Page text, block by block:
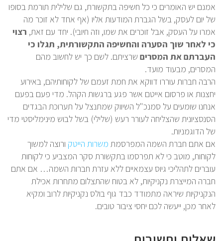
אמנם יש האומרים כי כל חשיפה בתקשורת, גם שלילית תורמת בסופו
של יום לעסק, בשל הגברת המודעות אליו (אף אחד לא זוכר מה
אמרו על העסק, אבל זוכרים את שמו, וזה חיובי). יחד עם זאת, רצוי
כי לאחר שוך הסערה והחשיפה התקשורתית, תגלו כי
העברתם את המסרים שרציתם. לשם כך יש לחשוב מהם
המסרים, מבעוד מועד.
הרבה חברות עוררו דווקא את חמת זעמם של לקוחותיהם, באירוע
יחצנות או פרסום אייטם אשר פגע ברגשות הקהל. מדי פעם בפעם
אנחנו שומעים על סמנכ"ל השיווק שמתנצל על תערוכת הבגדים
הסנסציונית שהצליחה לעורר רעש (שלילי) בשל לבוש מינימליסטי מדי
של הדוגמניות.
אם אתם חברת השמה המפרסמת משרות הייטק ורוצה למשוך
לקוחות, מוטב כי לא תפרסמו בתקשורת סקר המצביע כי לקוחות
עוברים לתהליכי גיוס עצמאיים ללא עזרת חברות השמה… אם אתם
חברה המייצרת נקניקיות, לא בטוח שהתצלום מתחרות אכילת
הנקניקיות שיראה מתמודד כבד גוף בולס נקניקיות לרוב ומקיא
לאחר מכן, ייעשה לכם יחסי ציבור טובים.